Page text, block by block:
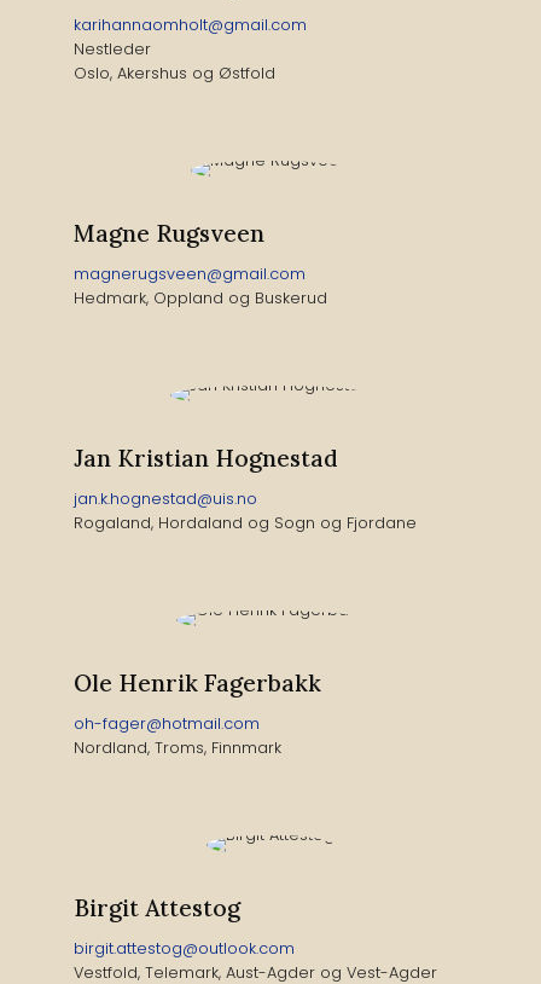
karihannaomholt@gmail.com
Nestleder
Oslo, Akershus og Østfold
Magne Rugsveen
magnerugsveen@gmail.com
Hedmark, Oppland og Buskerud
Jan Kristian Hognestad
jan.k.hognestad@uis.no
Rogaland, Hordaland og Sogn og Fjordane
Ole Henrik Fagerbakk
oh-fager@hotmail.com
Nordland, Troms, Finnmark
Birgit Attestog
birgit.attestog@outlook.com
Vestfold, Telemark, Aust-Agder og Vest-Agder